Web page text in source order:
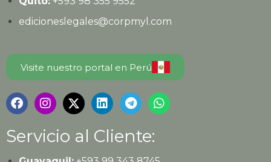
edicioneslegales@corpmyl.com
Visite nuestro portal en Perú
Servicio al Cliente: